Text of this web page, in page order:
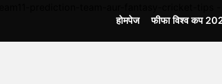
prediction-team-aur-fantasy-cricket-tips - -
होमपेज
फीफा विश्व कप